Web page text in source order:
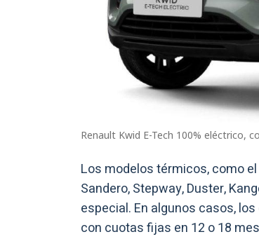
Renault Kwid E-Tech 100% eléctrico,
Los modelos térmicos, como el
Sandero, Stepway, Duster,
especial. En algunos casos,
con cuotas fijas en 12 o 18